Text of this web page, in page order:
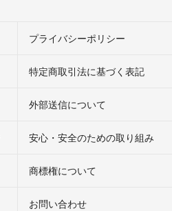
プライバシーポリシー
特定商取引法に基づく表記
外部送信について
安心・安全のための取り組み
商標権について
お問い合わせ